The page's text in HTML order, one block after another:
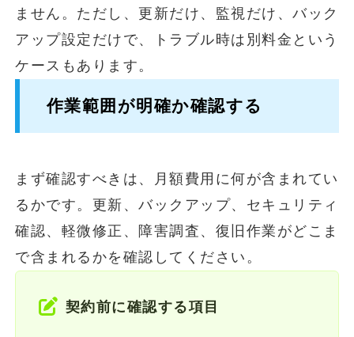
ません。ただし、更新だけ、監視だけ、バック
アップ設定だけで、トラブル時は別料金という
ケースもあります。
作業範囲が明確か確認する
まず確認すべきは、月額費用に何が含まれてい
るかです。更新、バックアップ、セキュリティ
確認、軽微修正、障害調査、復旧作業がどこま
で含まれるかを確認してください。
契約前に確認する項目